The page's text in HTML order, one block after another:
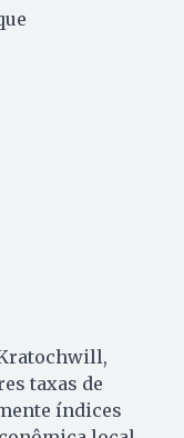
taxas de
índices